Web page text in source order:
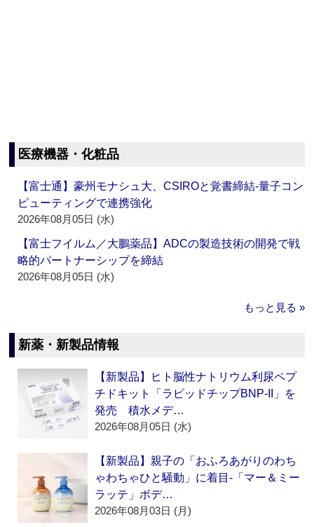
医療機器・化粧品
【富士通】豪州モナシュ大、CSIROと覚書締結‐量子コン
ピューティングで連携強化
2026年08月05日 (水)
【富士フイルム／大鵬薬品】ADCの製造技術の開発で戦
略的パートナーシップを締結
2026年08月05日 (水)
もっと見る »
新薬・新製品情報
【新製品】ヒト脳性ナトリウム利尿ペプ
チドキット「ラピッドチップBNP-II」を
発売 積水メデ…
2026年08月05日 (水)
【新製品】親子の「おふろあがりのわち
ゃわちゃひと騒動」に着目‐「マー＆ミー
ラッテ」ボデ…
2026年08月03日 (月)